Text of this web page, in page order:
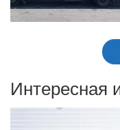
Интересная